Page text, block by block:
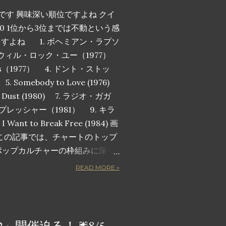
す 興味深い順位ですよね クイ
1位から3位までは不動という感
すよね 1. ボヘミアン・ラプソ
ル・ロック・ユー（1977）
1977） 4. ドント・ストッ
5. Somebody to Love (1976)
(1980) 7. ラジオ・ガガ
レッシャー（1981） 9. キラ
Want to Break Free (1984) 画
の記事では、チャートのトップ
プカルチャーの枠組みに深く
気曲トップ 10 を詳しく紹介し
。長年のファンでも、クイー
READ MORE »